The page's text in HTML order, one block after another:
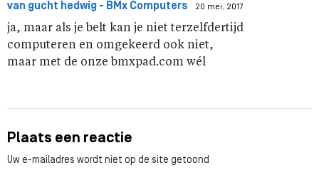
van gucht hedwig - BMx Computers 20 mei, 2017
ja, maar als je belt kan je niet terzelfdertijd
computeren en omgekeerd ook niet,
maar met de onze bmxpad.com wél
Plaats een reactie
Uw e-mailadres wordt niet op de site getoond